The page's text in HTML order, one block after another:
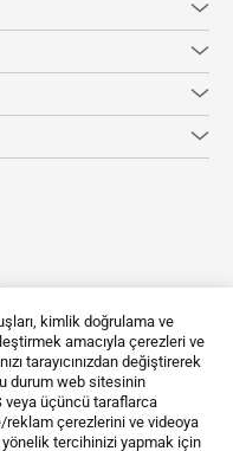
kimlik doğrulama ve
amacıyla çerezleri ve
tarayıcınızdan değiştirerek
durum web sitesinin
veya üçüncü taraflarca
reklam çerezlerini ve videoya
yönelik tercihinizi yapmak için
Kayıt Ol